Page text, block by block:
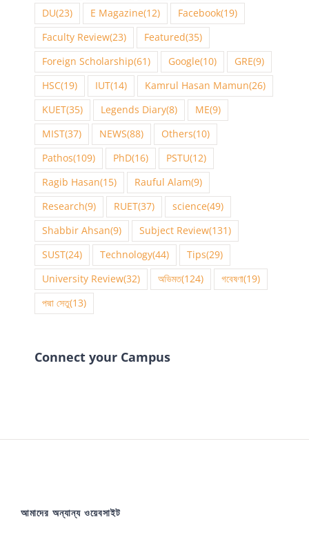
DU(23) E Magazine(12) Facebook(19)
Faculty Review(23) Featured(35)
Foreign Scholarship(61) Google(10) GRE(9)
HSC(19) IUT(14) Kamrul Hasan Mamun(26)
KUET(35) Legends Diary(8) ME(9)
MIST(37) NEWS(88) Others(10)
Pathos(109) PhD(16) PSTU(12)
Ragib Hasan(15) Rauful Alam(9)
Research(9) RUET(37) science(49)
Shabbir Ahsan(9) Subject Review(131)
SUST(24) Technology(44) Tips(29)
University Review(32) অভিমত(124) গবেষণা(19)
পদ্মা সেতু(13)
Connect your Campus
আমাদের অন্যান্য ওয়েবসাইট